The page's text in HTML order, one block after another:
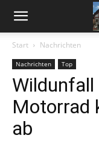
Start Nachrichten
Nachrichten Top
Wildunfall
Motorrad
ab